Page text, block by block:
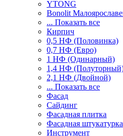
YTONG
Bonolit
... Показать все
Кирпич
0,5 НФ (Половинка)
0,7 НФ (Евро)
1 НФ (Одинарный)
1,4 НФ
2,1 НФ (Двойной)
... Показать все
Фасад
Сайдинг
Фасадная плитка
Фасадная штукатурка
Инструмент